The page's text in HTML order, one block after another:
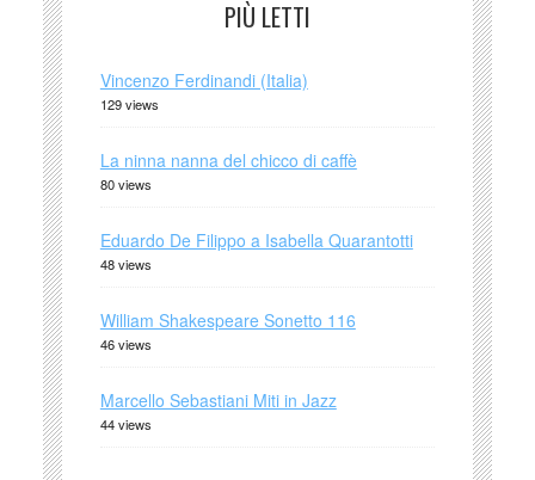
PIÙ LETTI
Vincenzo Ferdinandi (Italia)
129 views
La ninna nanna del chicco di caffè
80 views
Eduardo De Filippo a Isabella Quarantotti
48 views
William Shakespeare Sonetto 116
46 views
Marcello Sebastiani Miti in Jazz
44 views